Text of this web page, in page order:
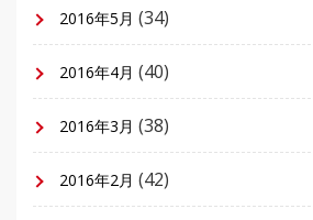
2016年5月 (34)
2016年4月 (40)
2016年3月 (38)
2016年2月 (42)